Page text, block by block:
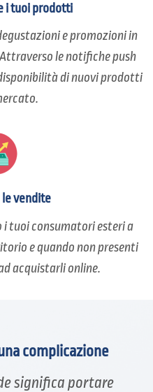
i tuoi prodotti
e promozioni in
le notifiche push
di nuovi prodotti
vendite
tuoi consumatori esteri a
e quando non presenti
acquistarli online.
complicazione
significa portare